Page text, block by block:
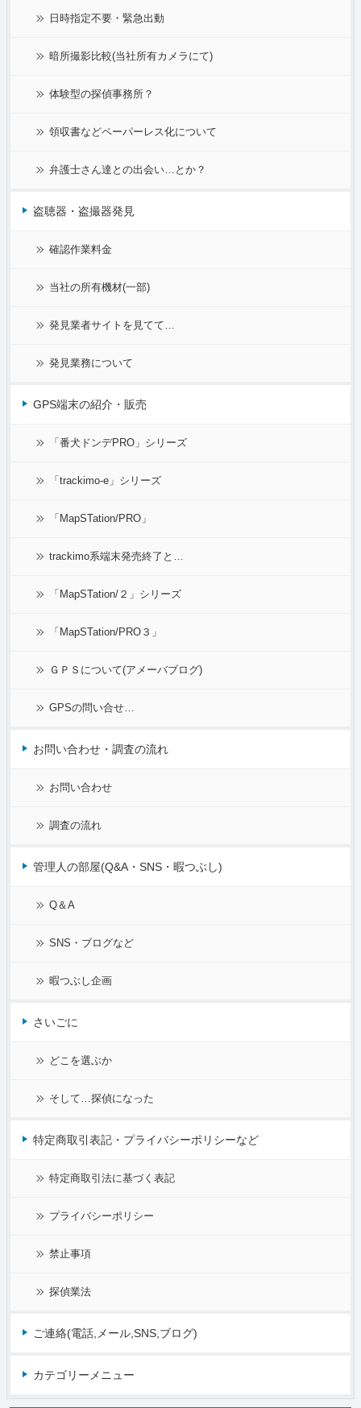
日時指定不要・緊急出動
暗所撮影比較(当社所有カメラにて)
体験型の探偵事務所？
領収書などペーパーレス化について
弁護士さん達との出会い…とか？
盗聴器・盗撮器発見
確認作業料金
当社の所有機材(一部)
発見業者サイトを見てて…
発見業務について
GPS端末の紹介・販売
「番犬ドンデPRO」シリーズ
「trackimo-e」シリーズ
「MapSTation/PRO」
trackimo系端末発売終了と…
「MapSTation/２」シリーズ
「MapSTation/PRO３」
ＧＰＳについて(アメーバブログ)
GPSの問い合せ…
お問い合わせ・調査の流れ
お問い合わせ
調査の流れ
管理人の部屋(Q&A・SNS・暇つぶし)
Q＆A
SNS・ブログなど
暇つぶし企画
さいごに
どこを選ぶか
そして…探偵になった
特定商取引表記・プライバシーポリシーなど
特定商取引法に基づく表記
プライバシーポリシー
禁止事項
探偵業法
ご連絡(電話,メール,SNS,ブログ)
カテゴリーメニュー